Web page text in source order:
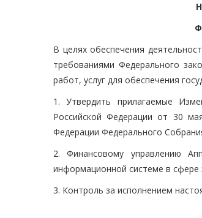
В целях обеспечения
требованиями Федерального
работ, услуг для обеспечения
1. Утвердить прилагаемые
Российской Федерации от 30
Федерации Федерального
2. Финансовому управлению
информационной системе в сфере
3. Контроль за исполнением